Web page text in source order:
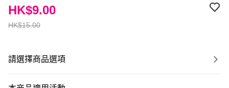
HK$15.00
HK$9.00
請選擇商品選項